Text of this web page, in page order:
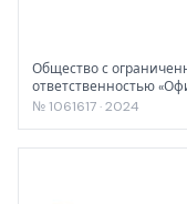
Общество с
ответственностью
импэкс»
№ 1061617 · 2024